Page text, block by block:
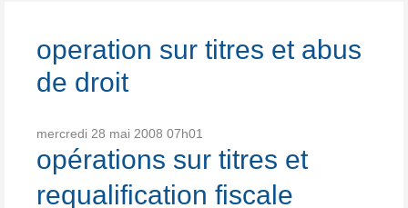
operation sur titres et abus
de droit
mercredi 28 mai 2008 07h01
opérations sur titres et
requalification fiscale